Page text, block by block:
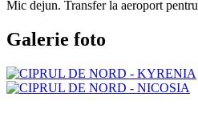
Mic dejun. Transfer la aeroport
Galerie foto